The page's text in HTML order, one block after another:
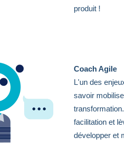
produit !
Coach Agile
L'un des
savoir
facilitation et
développer et